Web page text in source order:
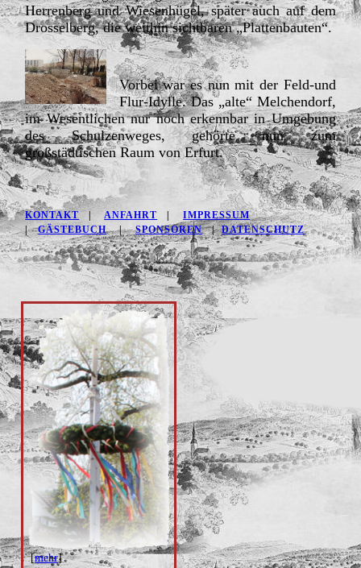
Herrenberg und Wiesenhügel, später auch auf dem
Drosselberg, die weithin sichtbaren „Plattenbauten“.
Vorbei war es nun mit der Feld-und
Flur-Idylle. Das „alte“ Melchendorf,
im Wesentlichen nur noch erkennbar in Umgebung
des Schulzenweges, gehörte nun zum
großstädtischen Raum von Erfurt.
KONTAKT |ANFAHRT |IMPRESSUM
|GÄSTEBUCH|SPONSOREN|DATENSCHUTZ
[mehr]